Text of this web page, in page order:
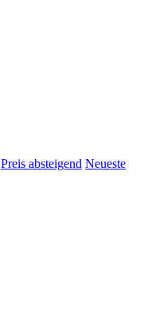
Preis absteigend Neueste